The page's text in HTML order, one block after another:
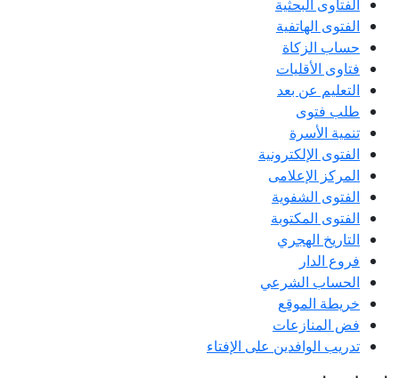
الفتاوى البحثية
الفتوى الهاتفية
حساب الزكاة
فتاوى الأقليات
التعليم عن بعد
طلب فتوى
تنمية الأسرة
الفتوى الإلكترونية
المركز الإعلامى
الفتوى الشفوية
الفتوى المكتوبة
التاريخ الهجري
فروع الدار
الحساب الشرعي
خريطة الموقع
فض المنازعات
تدريب الوافدين على الإفتاء